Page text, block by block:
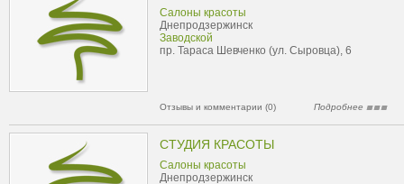
Салоны красоты
Днепродзержинск
Заводской
пр. Тараса Шевченко (ул. Сыровца), 6
Отзывы и комментарии (0) Подробнее
СТУДИЯ КРАСОТЫ
Салоны красоты
Днепродзержинск